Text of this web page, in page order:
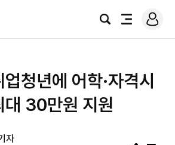
검
전
로
그
청년에 어학·자격시
대 30만원 지원
자